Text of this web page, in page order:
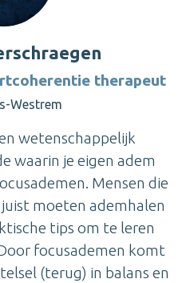
therapeut
Westrem
wetenschappelijk
waarin je eigen adem
Mensen die
moeten ademhalen
tips om te leren
focusademen komt
(terug) in balans en